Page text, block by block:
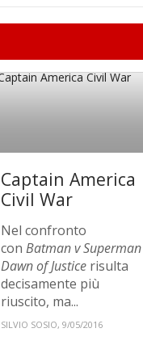
Captain America
Civil War
Nel confronto
conBatman v Superman
Dawn of Justice risulta
decisamente più
riuscito, ma...
SILVIO SOSIO, 9/05/2016